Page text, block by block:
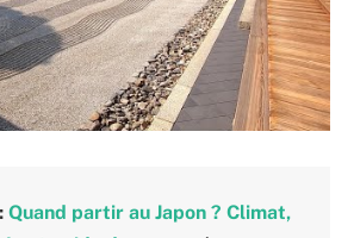
Quand partir au Japon ? Climat,